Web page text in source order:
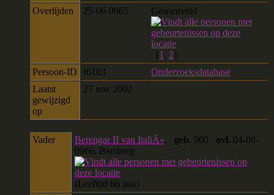
Overlijden
25-06-0965 Gesneuveld
[1, 2]
Persoon-ID
I6183
Onderzoeksdatabase
Laatst
gewijzigd
op
27 nov 2002
Vader Berengar II van ItaliÃ«, geb. 900 ovl. 04-08-
0966, Bamberg
(Leeftijd 66 jaar)